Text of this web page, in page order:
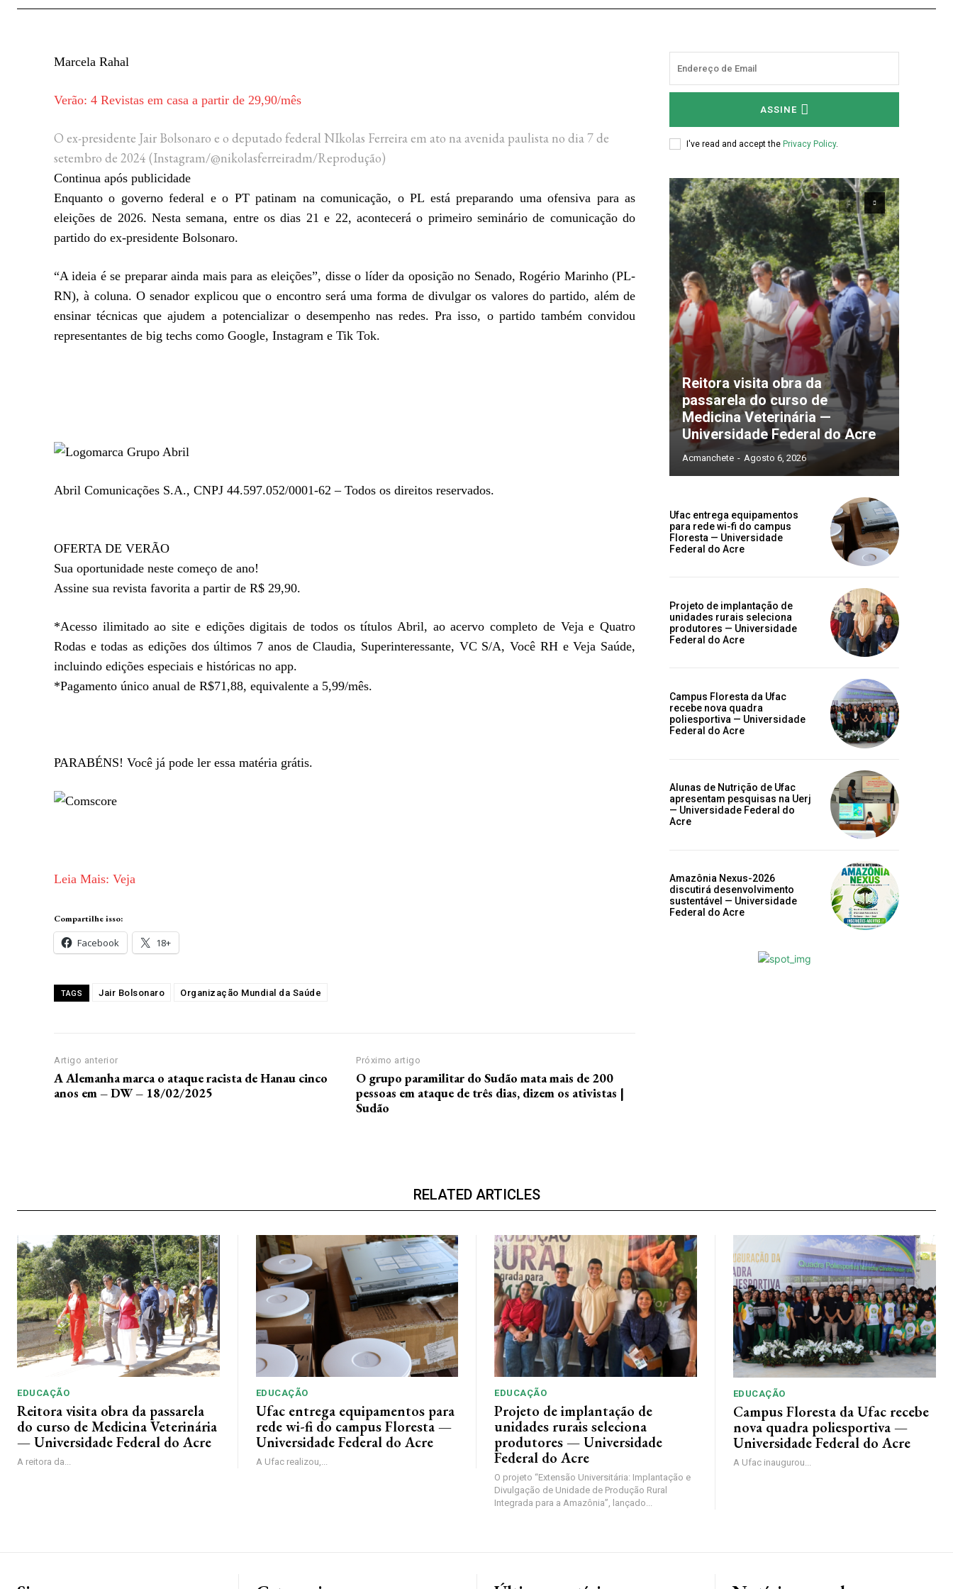
Marcela Rahal
Verão: 4 Revistas em casa a partir de 29,90/mês
O ex-presidente Jair Bolsonaro e o deputado federal NIkolas Ferreira em ato na avenida paulista no dia 7 de
setembro de 2024 (Instagram/@nikolasferreiradm/Reprodução)
Continua após publicidade
Enquanto o governo federal e o PT patinam na comunicação, o PL está preparando uma ofensiva para as
eleições de 2026. Nesta semana, entre os dias 21 e 22, acontecerá o primeiro seminário de comunicação do
partido do ex-presidente Bolsonaro.
“A ideia é se preparar ainda mais para as eleições”, disse o líder da oposição no Senado, Rogério Marinho (PL-
RN), à coluna. O senador explicou que o encontro será uma forma de divulgar os valores do partido, além de
ensinar técnicas que ajudem a potencializar o desempenho nas redes. Pra isso, o partido também convidou
representantes de big techs como Google, Instagram e Tik Tok.
Abril Comunicações S.A., CNPJ 44.597.052/0001-62 – Todos os direitos reservados.
OFERTA DE VERÃO
Sua oportunidade neste começo de ano!
Assine sua revista favorita a partir de R$ 29,90.
*Acesso ilimitado ao site e edições digitais de todos os títulos Abril, ao acervo completo de Veja e Quatro
Rodas e todas as edições dos últimos 7 anos de Claudia, Superinteressante, VC S/A, Você RH e Veja Saúde,
incluindo edições especiais e históricas no app.
*Pagamento único anual de R$71,88, equivalente a 5,99/mês.
PARABÉNS! Você já pode ler essa matéria grátis.
Leia Mais: Veja
Compartilhe isso:
Facebook 18+
TAGS Jair Bolsonaro Organização Mundial da Saúde
Artigo anterior
A Alemanha marca o ataque racista de Hanau cinco
anos em – DW – 18/02/2025
Próximo artigo
O grupo paramilitar do Sudão mata mais de 200
pessoas em ataque de três dias, dizem os ativistas |
Sudão
ASSINE
I've read and accept the Privacy Policy.
Reitora visita obra da
passarela do curso de
Medicina Veterinária —
Universidade Federal do Acre
Acmanchete - Agosto 6, 2026
Ufac entrega equipamentos
para rede wi-fi do campus
Floresta — Universidade
Federal do Acre
Projeto de implantação de
unidades rurais seleciona
produtores — Universidade
Federal do Acre
Campus Floresta da Ufac
recebe nova quadra
poliesportiva — Universidade
Federal do Acre
Alunas de Nutrição de Ufac
apresentam pesquisas na Uerj
— Universidade Federal do
Acre
Amazônia Nexus-2026
discutirá desenvolvimento
sustentável — Universidade
Federal do Acre
RELATED ARTICLES
EDUCAÇÃO
Reitora visita obra da passarela
do curso de Medicina Veterinária
— Universidade Federal do Acre
A reitora da...
EDUCAÇÃO
Ufac entrega equipamentos para
rede wi-fi do campus Floresta —
Universidade Federal do Acre
A Ufac realizou,...
EDUCAÇÃO
Projeto de implantação de
unidades rurais seleciona
produtores — Universidade
Federal do Acre
O projeto “Extensão Universitária: Implantação e
Divulgação de Unidade de Produção Rural
Integrada para a Amazônia”, lançado...
EDUCAÇÃO
Campus Floresta da Ufac recebe
nova quadra poliesportiva —
Universidade Federal do Acre
A Ufac inaugurou...